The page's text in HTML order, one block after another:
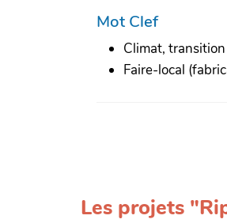
Mot Clef
Climat,
Faire-local